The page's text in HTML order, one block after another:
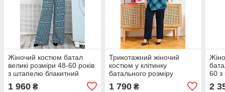
Жіночий костюм батал
великі розміри 48-60 років
з штапелю блакитний
1 960 ₴
Трикотажний жіночий
костюм у клітинку
батального розміру
1 790₴
60 з
2